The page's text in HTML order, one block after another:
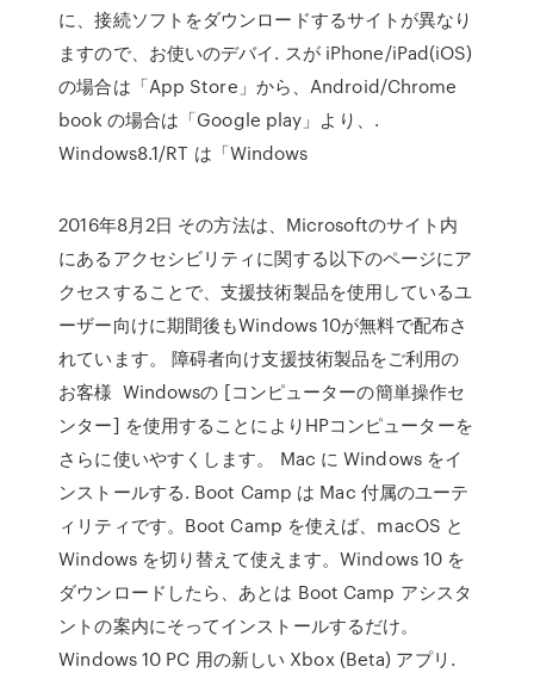
に、接続ソフトをダウンロードするサイトが異なり
ますので、お使いのデバイ. スが iPhone/iPad(iOS)
の場合は「App Store」から、Android/Chrome
book の場合は「Google play」より、.
Windows8.1/RT は「Windows
2016年8月2日 その方法は、Microsoftのサイト内
にあるアクセシビリティに関する以下のページにア
クセスすることで、支援技術製品を使用しているユ
ーザー向けに期間後もWindows 10が無料で配布さ
れています。 障碍者向け支援技術製品をご利用の
お客様 Windowsの [コンピューターの簡単操作セ
ンター] を使用することによりHPコンピューターを
さらに使いやすくします。 Mac に Windows をイ
ンストールする. Boot Camp は Mac 付属のユーテ
ィリティです。Boot Camp を使えば、macOS と
Windows を切り替えて使えます。Windows 10 を
ダウンロードしたら、あとは Boot Camp アシスタ
ントの案内にそってインストールするだけ。
Windows 10 PC 用の新しい Xbox (Beta) アプリ.